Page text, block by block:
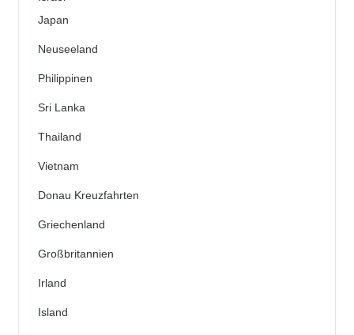
Japan
Neuseeland
Philippinen
Sri Lanka
Thailand
Vietnam
Donau Kreuzfahrten
Griechenland
Großbritannien
Irland
Island